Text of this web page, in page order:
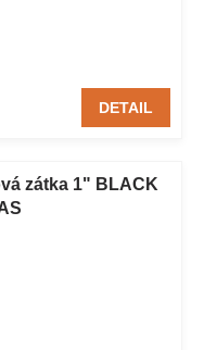
DETAIL
zátka 1" BLACK